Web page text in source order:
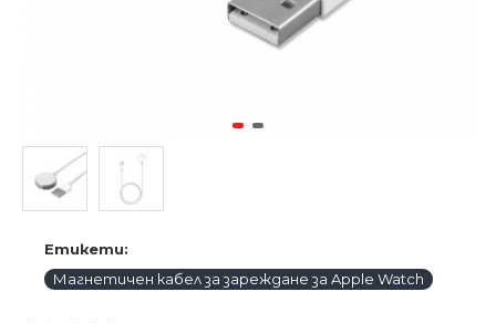
Етикети:
Магнетичен кабел за зареждане за Apple Watch